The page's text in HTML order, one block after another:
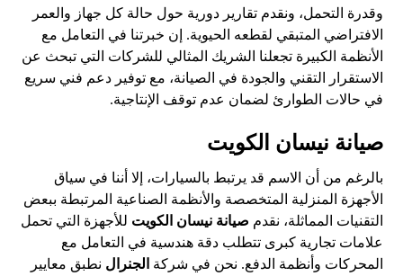
وقدرة التحمل، ونقدم تقارير دورية حول حالة كل جهاز والعمر
الافتراضي المتبقي لقطعه الحيوية. إن خبرتنا في التعامل مع
الأنظمة الكبيرة تجعلنا الشريك المثالي للشركات التي تبحث عن
الاستقرار التقني والجودة في الصيانة، مع توفير دعم فني سريع
في حالات الطوارئ لضمان عدم توقف الإنتاجية.
صيانة نيسان الكويت
بالرغم من أن الاسم قد يرتبط بالسيارات، إلا أننا في سياق
الأجهزة المنزلية المتخصصة والأنظمة الصناعية المرتبطة ببعض
التقنيات المماثلة، نقدم صيانة نيسان الكويت للأجهزة التي تحمل
علامات تجارية كبرى تتطلب دقة هندسية في التعامل مع
المحركات وأنظمة الدفع. نحن في شركة الجنرال نطبق معايير